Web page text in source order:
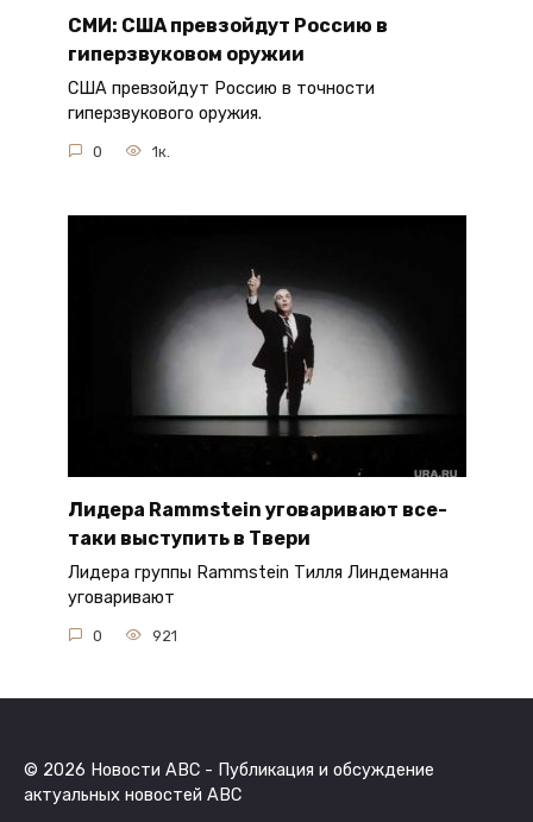
СМИ: США превзойдут Россию в
гиперзвуковом оружии
США превзойдут Россию в точности
гиперзвукового оружия.
0 1к.
Лидера Rammstein уговаривают все-
таки выступить в Твери
Лидера группы Rammstein Тилля Линдеманна
уговаривают
0 921
© 2026 Новости ABC - Публикация и обсуждение
актуальных новостей ABC